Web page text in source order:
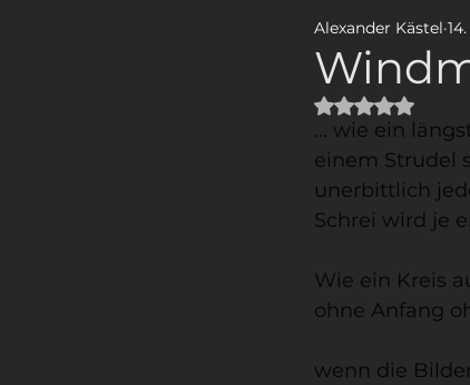
Alexander Kästel
Mit NaN von
... wie ein
einem Strudel
unerbittlich
Schrei wird je
Wie ein Kreis
ohne Anfang
wenn die